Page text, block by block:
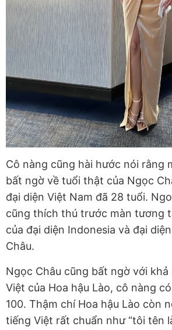
Cô nàng cũng hài hước nói rằng
bất ngờ về tuổi thật của Ngọc
đại diện Việt Nam đã 28 tuổi.
cũng thích thú trước màn tương
của đại diện Indonesia và đại
Châu.
Ngọc Châu cũng bất ngờ với
Việt của Hoa hậu Lào, cô nàng
100. Thậm chí Hoa hậu Lào còn
tiếng Việt rất chuẩn như “tôi tên